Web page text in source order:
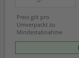
Preis gilt pro
Umverpackt zu
Mindestabnahme